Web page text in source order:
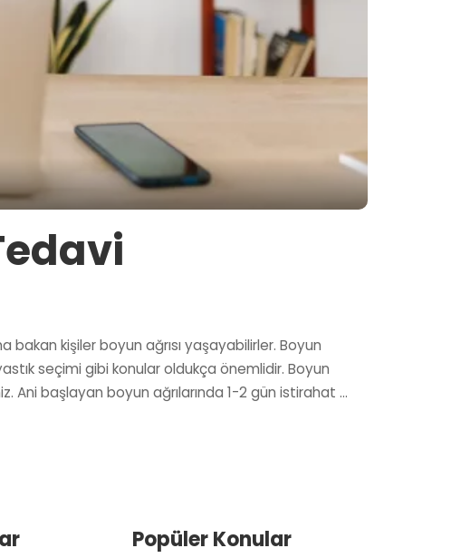
bakan kişiler boyun ağrısı yaşayabilirler. Boyun
seçimi gibi konular oldukça önemlidir. Boyun
Ani başlayan boyun ağrılarında 1-2 gün istirahat ...
Popüler Konular